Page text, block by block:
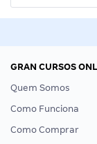
GRAN CURSOS
Quem Somos
Como Funciona
Como Comprar